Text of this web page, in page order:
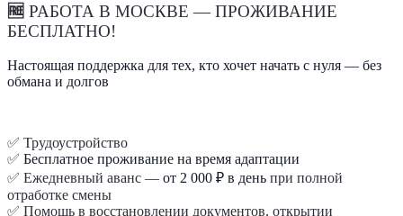
🆓 РАБОТА В МОСКВЕ — ПРОЖИВАНИЕ
БЕСПЛАТНО!
Настоящая поддержка для тех, кто хочет начать с нуля — без
обмана и долгов
✅ Трудоустройство
✅ Бесплатное проживание на время адаптации
✅ Ежедневный аванс — от 2 000 ₽ в день при полной
отработке смены
✅ Помощь в восстановлении документов, открытии